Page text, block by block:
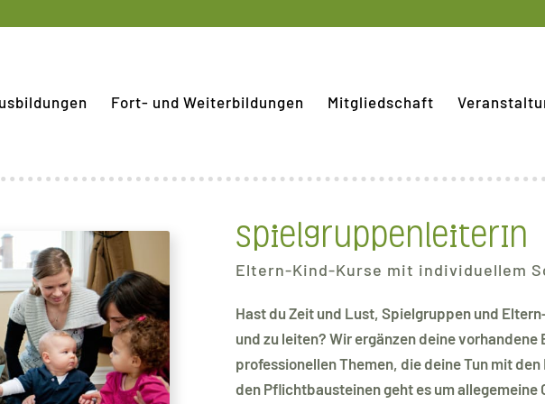
Fort- und Weiterbildungen Mitgliedschaft
SpielgruppenleiterIn
Eltern-Kind-Kurse mit individuellem
Hast du Zeit und Lust, Spielgruppen und
und zu leiten? Wir ergänzen deine
professionellen Themen, die deine Tun mit
den Pflichtbausteinen geht es um allegemeine